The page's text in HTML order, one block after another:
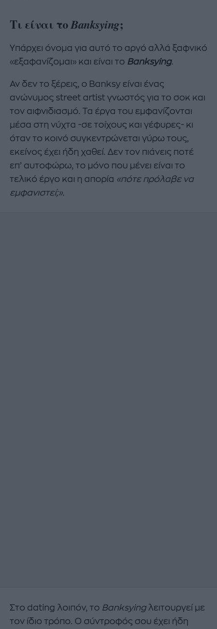
Τι είναι τοBanksying;
Υπάρχει όνομα για αυτό το αργό αλλά ξαφνικό
«εξαφανίζομαι» και είναι το Banksying.
Αν δεν το ξέρεις, ο Banksy είναι ένας
ανώνυμος street artist γνωστός για το σοκ και
τον αιφνιδιασμό. Τα έργα του εμφανίζονται
μέσα στη νύχτα -σε τοίχους και γέφυρες- κι
όταν το κοινό συγκεντρώνεται γύρω τους,
εκείνος έχει ήδη χαθεί. Δεν τον πιάνεις ποτέ
επ’ αυτοφώρω, το μόνο που μένει είναι το
τελικό έργο και η απορία «πότε πρόλαβε να
εμφανιστεί;».
Στο dating λοιπόν, το Banksying λειτουργεί με
τον ίδιο τρόπο. Ο σύντροφός σου έχει ήδη